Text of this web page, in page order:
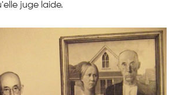
juge laide.